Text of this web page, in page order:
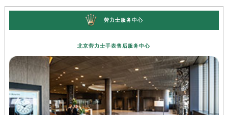
劳力士服务中心
北京劳力士手表售后服务中心